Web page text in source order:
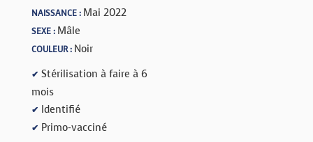
NAISSANCE : Mai 2022
SEXE : Mâle
COULEUR : Noir
✔ Stérilisation à faire à 6
mois
✔ Identifié
✔ Primo-vacciné